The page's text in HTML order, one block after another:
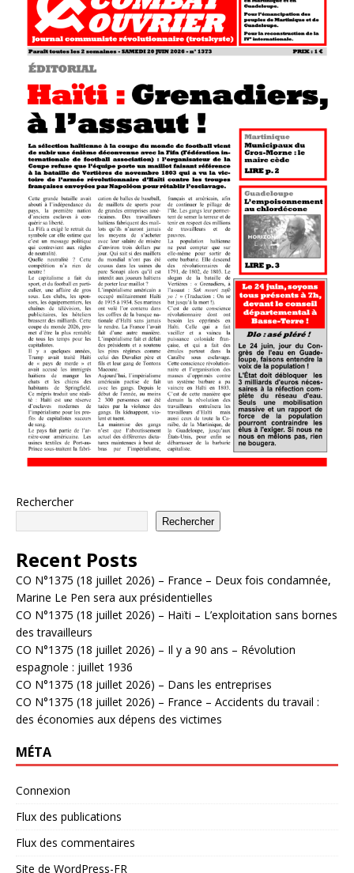
Rechercher
Rechercher
Recent Posts
CO N°1375 (18 juillet 2026) – France – Deux fois condamnée,
Marine Le Pen sera aux présidentielles
CO N°1375 (18 juillet 2026) – Haïti – L’exploitation sans bornes
des travailleurs
CO N°1375 (18 juillet 2026) – Il y a 90 ans – Révolution
espagnole : juillet 1936
CO N°1375 (18 juillet 2026) – Dans les entreprises
CO N°1375 (18 juillet 2026) – France – Accidents du travail :
des économies aux dépens des victimes
MÉTA
Connexion
Flux des publications
Flux des commentaires
Site de WordPress-FR